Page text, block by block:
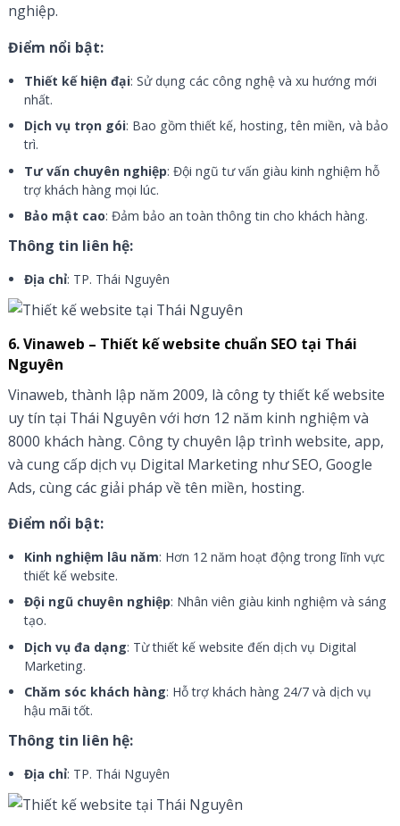
nghiệp.
Điểm nổi bật:
Thiết kế hiện đại: Sử dụng các công nghệ và xu hướng mới
nhất.
Dịch vụ trọn gói: Bao gồm thiết kế, hosting, tên miền, và bảo
trì.
Tư vấn chuyên nghiệp: Đội ngũ tư vấn giàu kinh nghiệm hỗ
trợ khách hàng mọi lúc.
Bảo mật cao: Đảm bảo an toàn thông tin cho khách hàng.
Thông tin liên hệ:
Địa chỉ: TP. Thái Nguyên
6. Vinaweb – Thiết kế website chuẩn SEO tại Thái
Nguyên
Vinaweb, thành lập năm 2009, là công ty thiết kế website
uy tín tại Thái Nguyên với hơn 12 năm kinh nghiệm và
8000 khách hàng. Công ty chuyên lập trình website, app,
và cung cấp dịch vụ Digital Marketing như SEO, Google
Ads, cùng các giải pháp về tên miền, hosting.
Điểm nổi bật:
Kinh nghiệm lâu năm: Hơn 12 năm hoạt động trong lĩnh vực
thiết kế website.
Đội ngũ chuyên nghiệp: Nhân viên giàu kinh nghiệm và sáng
tạo.
Dịch vụ đa dạng: Từ thiết kế website đến dịch vụ Digital
Marketing.
Chăm sóc khách hàng: Hỗ trợ khách hàng 24/7 và dịch vụ
hậu mãi tốt.
Thông tin liên hệ:
Địa chỉ: TP. Thái Nguyên